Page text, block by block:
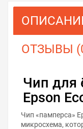
ОТЗЫВЫ
Чип для
Epson
Чип «памперса»
микросхема,